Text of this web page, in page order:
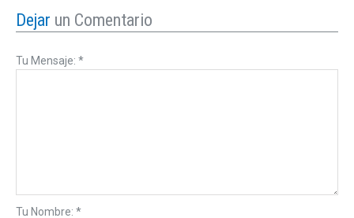
Dejar un Comentario
Tu Mensaje: *
Tu Nombre: *